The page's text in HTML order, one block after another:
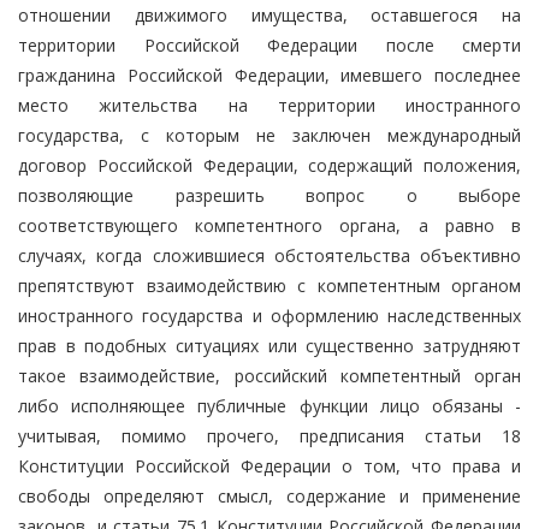
отношении движимого имущества, оставшегося на
территории Российской Федерации после смерти
гражданина Российской Федерации, имевшего последнее
место жительства на территории иностранного
государства, с которым не заключен международный
договор Российской Федерации, содержащий положения,
позволяющие разрешить вопрос о выборе
соответствующего компетентного органа, а равно в
случаях, когда сложившиеся обстоятельства объективно
препятствуют взаимодействию с компетентным органом
иностранного государства и оформлению наследственных
прав в подобных ситуациях или существенно затрудняют
такое взаимодействие, российский компетентный орган
либо исполняющее публичные функции лицо обязаны -
учитывая, помимо прочего, предписания статьи 18
Конституции Российской Федерации о том, что права и
свободы определяют смысл, содержание и применение